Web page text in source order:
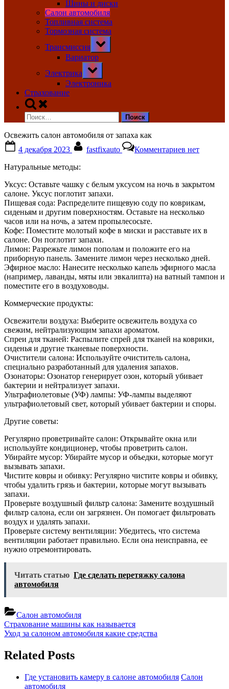
Шины и диски
Салон автомобиля
Топливная система
Тормозная система
Трансмиссия
Toggle
sub-
menu
Вариатор
Электрика
Toggle
sub-
menu
Электроника
Страхование
Toggle
search
form
Найти:
Освежить салон автомобиля от запаха как
on
4 декабря 2023 fastfixauto Комментариевзаписи
от
как
нет
Натуральные методы:
Уксус: Оставьте чашку с белым уксусом на ночь в закрытом
салоне. Уксус поглотит запахи.
Пищевая сода: Распределите пищевую соду по коврикам,
сиденьям и другим поверхностям. Оставьте на несколько
часов или на ночь, а затем пропылесосьте.
Кофе: Поместите молотый кофе в миски и расставьте их в
салоне. Он поглотит запахи.
Лимон: Разрежьте лимон пополам и положите его на
приборную панель. Замените лимон через несколько дней.
Эфирное масло: Нанесите несколько капель эфирного масла
(например, лаванды, мяты или эвкалипта) на ватный тампон и
поместите его в воздуховоды.
Коммерческие продукты:
Освежители воздуха: Выберите освежитель воздуха со
свежим, нейтрализующим запахи ароматом.
Спреи для тканей: Распылите спрей для тканей на коврики,
сиденья и другие тканевые поверхности.
Очистители салона: Используйте очиститель салона,
специально разработанный для удаления запахов.
Озонаторы: Озонатор генерирует озон, который убивает
бактерии и нейтрализует запахи.
Ультрафиолетовые (УФ) лампы: УФ-лампы выделяют
ультрафиолетовый свет, который убивает бактерии и споры.
Другие советы:
Регулярно проветривайте салон: Открывайте окна или
используйте кондиционер, чтобы проветрить салон.
Убирайте мусор: Убирайте мусор и объедки, которые могут
вызывать запахи.
Чистите ковры и обивку: Регулярно чистите ковры и обивку,
чтобы удалить грязь и бактерии, которые могут вызывать
запахи.
Проверьте воздушный фильтр салона: Замените воздушный
фильтр салона, если он загрязнен. Он помогает фильтровать
воздух и удалять запахи.
Проверьте систему вентиляции: Убедитесь, что система
вентиляции работает правильно. Если она неисправна, ее
нужно отремонтировать.
Читать статью Где сделать перетяжку салона
автомобиля
Салон автомобиля
Навигация
по
записям
Previous
Post:
Страхование машины как называется
Next
Уход за салоном автомобиля какие средства
Related Posts
Где установить камеру в салоне автомобиля Салон
автомобиля